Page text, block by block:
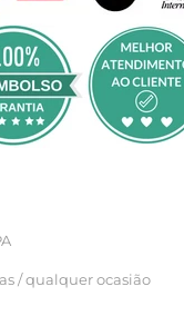
/ qualquer ocasião